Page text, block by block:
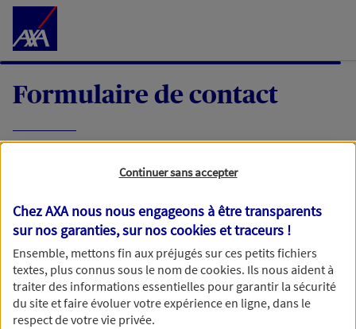
Accéder au Contenu
Formulaire de contact
demande, nous vous répondrons dans les
meilleurs délais par mail ou par téléphone.
Votre message :
Continuer sans accepter
Chez AXA nous nous engageons à être transparents
sur nos garanties, sur noscookies et traceurs !
Ensemble, mettons fin aux préjugés sur ces petits fichiers
textes, plus connus sous le nom decookies. Ils nous aident à
traiter des informations essentielles pour garantir la sécurité
du site et faire évoluer votre expérience en ligne, dans le
respect de votre vie privée.